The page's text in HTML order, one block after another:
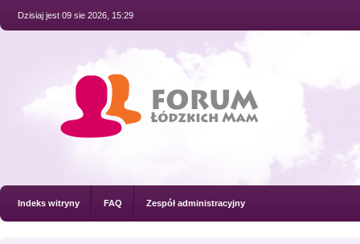
Dzisiaj jest 09 sie 2026, 15:29
Indeks witryny FAQ Zespół administracyjny